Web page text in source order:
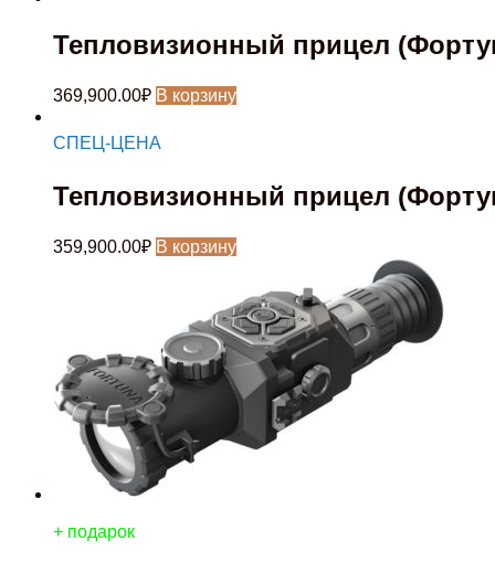
Тепловизионный прицел
369,900.00₽ В корзину
СПЕЦ-ЦЕНА
Тепловизионный прицел
359,900.00₽ В корзину
+ подарок